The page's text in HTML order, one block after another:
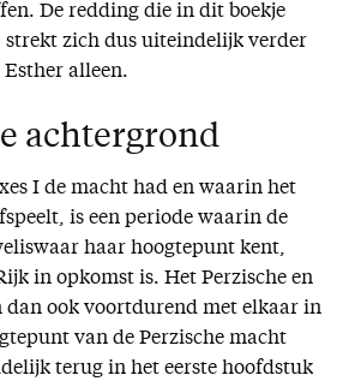
De redding die in dit boekje
strekt zich dus uiteindelijk verder
alleen.
achtergrond
I de macht had en waarin het
is een periode waarin de
haar hoogtepunt kent,
in opkomst is. Het Perzische en
dan ook voortdurend met elkaar in
van de Perzische macht
terug in het eerste hoofdstuk